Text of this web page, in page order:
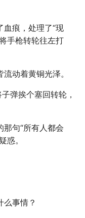
痕，处理了“现
手枪转轮往左打
动着黄铜光泽。
弹挨个塞回转轮，
句“所有人都会
惑。
么事情？